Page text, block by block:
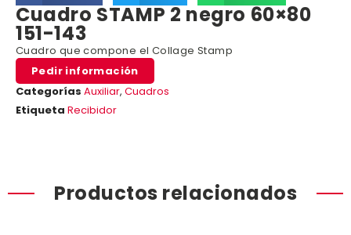
Cuadro STAMP 2 negro 60×80
151-143
Cuadro que compone el Collage Stamp
Pedir información
Categorías Auxiliar, Cuadros
Etiqueta Recibidor
Productos relacionados